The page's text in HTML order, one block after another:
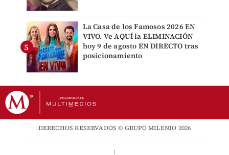
La Casa de los Famosos 2026 EN
VIVO. Ve AQUÍ la ELIMINACIÓN
hoy 9 de agosto EN DIRECTO tras
posicionamiento
DERECHOS RESERVADOS © GRUPO MILENIO 2026